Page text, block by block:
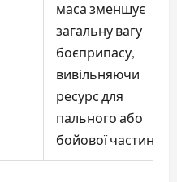
маса зменшує
загальну вагу
боєприпасу,
вивільняючи
ресурс для
пального або
бойової частини